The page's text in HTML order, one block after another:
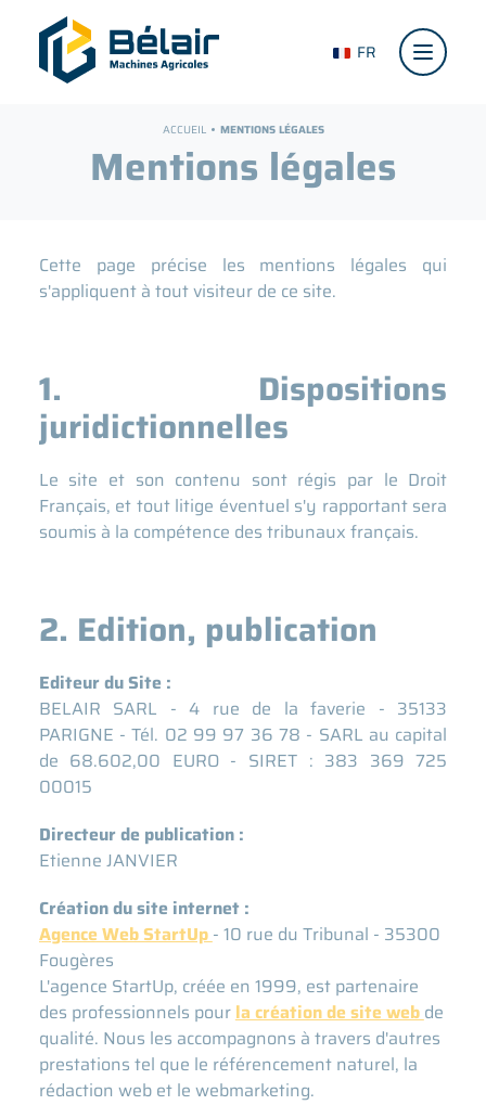
FR
ACCUEIL MENTIONS LÉGALES
Mentions légales
Cette page précise les mentions légales qui
s'appliquent à tout visiteur de ce site.
1. Dispositions
juridictionnelles
Le site et son contenu sont régis par le Droit
Français, et tout litige éventuel s'y rapportant sera
soumis à la compétence des tribunaux français.
2. Edition, publication
Editeur du Site :
BELAIR SARL - 4 rue de la faverie - 35133
PARIGNE - Tél. 02 99 97 36 78 - SARL au capital
de 68.602,00 EURO - SIRET : 383 369 725
00015
Directeur de publication :
Etienne JANVIER
Création du site internet :
Agence Web StartUp- 10 rue du Tribunal - 35300
Fougères
L'agence StartUp, créée en 1999, est partenaire
des professionnels pourla création de site webde
qualité. Nous les accompagnons à travers d'autres
prestations tel que le référencement naturel, la
rédaction web et le webmarketing.